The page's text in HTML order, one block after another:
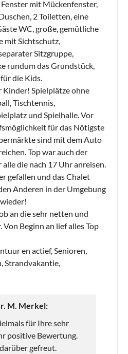
mit Mückenfenster,
2 Toiletten, eine
WC, große, gemütliche
mit Sichtschutz,
Sitzgruppe,
rundum das Grundstück,
die Kids.
Kinder! Spielplätze ohne
Tischtennis,
und Spielhalle. Vor
für das Nötigste
sind mit dem Auto
Top war auch der
die nach 17 Uhr anreisen.
gefallen und das Chalet
Anderen in der Umgebung
an die sehr netten und
Beginn an lief alles Top
en actief, Senioren,
Strandvakantie,
M. Merkel:
für Ihre sehr
positive Bewertung.
gefreut.